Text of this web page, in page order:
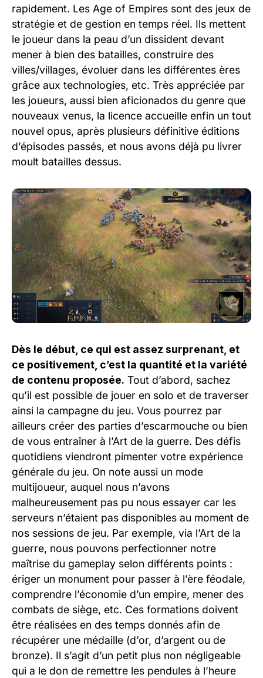
rapidement. Les Age of Empires sont des jeux de
stratégie et de gestion en temps réel. Ils mettent
le joueur dans la peau d’un dissident devant
mener à bien des batailles, construire des
villes/villages, évoluer dans les différentes ères
grâce aux technologies, etc. Très appréciée par
les joueurs, aussi bien aficionados du genre que
nouveaux venus, la licence accueille enfin un tout
nouvel opus, après plusieurs définitive éditions
d’épisodes passés, et nous avons déjà pu livrer
moult batailles dessus.
Dès le début, ce qui est assez surprenant, et
ce positivement, c’est la quantité et la variété
de contenu proposée. Tout d’abord, sachez
qu’il est possible de jouer en solo et de traverser
ainsi la campagne du jeu. Vous pourrez par
ailleurs créer des parties d’escarmouche ou bien
de vous entraîner à l’Art de la guerre. Des défis
quotidiens viendront pimenter votre expérience
générale du jeu. On note aussi un mode
multijoueur, auquel nous n’avons
malheureusement pas pu nous essayer car les
serveurs n’étaient pas disponibles au moment de
nos sessions de jeu. Par exemple, via l’Art de la
guerre, nous pouvons perfectionner notre
maîtrise du gameplay selon différents points :
ériger un monument pour passer à l’ère féodale,
comprendre l’économie d’un empire, mener des
combats de siège, etc. Ces formations doivent
être réalisées en des temps donnés afin de
récupérer une médaille (d’or, d’argent ou de
bronze). Il s’agit d’un petit plus non négligeable
qui a le don de remettre les pendules à l’heure